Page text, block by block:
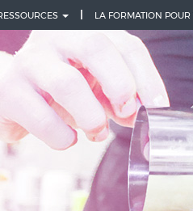
LA FORMATION POUR